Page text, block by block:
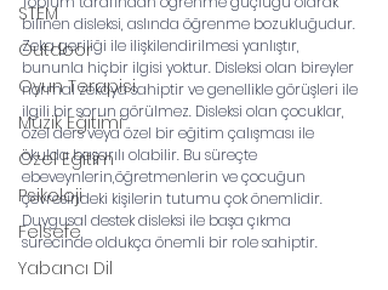
STEM
Outdoor
Oyun Terapisi
Müzik Eğitimi
Özel Eğitim
Psikoloji
Felsefe
Yabancı Dil
bilinen disleksi, aslında öğrenme bozukluğudur.
Zeka geriliği ile ilişkilendirilmesi yanlıştır,
bununla hiçbir ilgisi yoktur. Disleksi olan bireyler
normal zekaya sahiptir ve genellikle görüşleri ile
ilgili bir sorun görülmez. Disleksi olan çocuklar,
özel ders veya özel bir eğitim çalışması ile
okulda başarılı olabilir. Bu süreçte
ebeveynlerin,öğretmenlerin ve çocuğun
çevresindeki kişilerin tutumu çok önemlidir.
Duygusal destek disleksi ile başa çıkma
sürecinde oldukça önemli bir role sahiptir.